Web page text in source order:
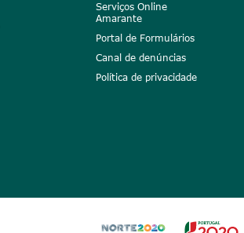
Serviços Online
Amarante
Portal de Formulários
Canal de denúncias
Política de privacidade